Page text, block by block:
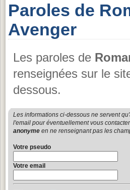
Paroles de
Avenger
Les paroles de
renseignées sur le
dessous.
Les informations ci-dessous ne servent
l'email pour éventuellement vous
anonyme en ne renseignant pas les
Votre pseudo
Votre email